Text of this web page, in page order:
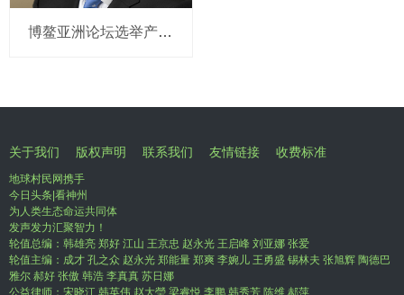
博鳌亚洲论坛选举产生新一届理事会 潘基文当选理事长
关于我们 版权声明 联系我们 友情链接 收费标准
地球村民网携手
今日头条|看神州
为人类生态命运共同体
发声发力汇聚智力！
轮值总编：韩雄亮 郑好 江山 王京忠 赵永光 王启峰 刘亚娜 张爱
轮值主编：成才 孔之众 赵永光 郑能量 郑爽 李婉儿 王勇盛 锡林夫 张旭辉 陶德巴
雅尔 郝好 张傲 韩浩 李真真 苏日娜
公益律师：宋晓江 韩英伟 赵大瑩 梁睿悦 李鹏 韩秀芳 陈维 郝萍